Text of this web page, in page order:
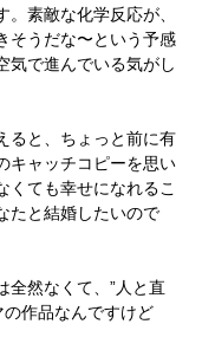
素敵な化学反応が、
そうだな〜という予感
気で進んでいる気がし
ると、ちょっと前に有
キャッチコピーを思い
くても幸せになれるこ
たと結婚したいので
全然なくて、”人と直
作品なんですけど